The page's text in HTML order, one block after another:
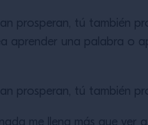
prosperan, tú también
aprender una palabra o
prosperan, tú también